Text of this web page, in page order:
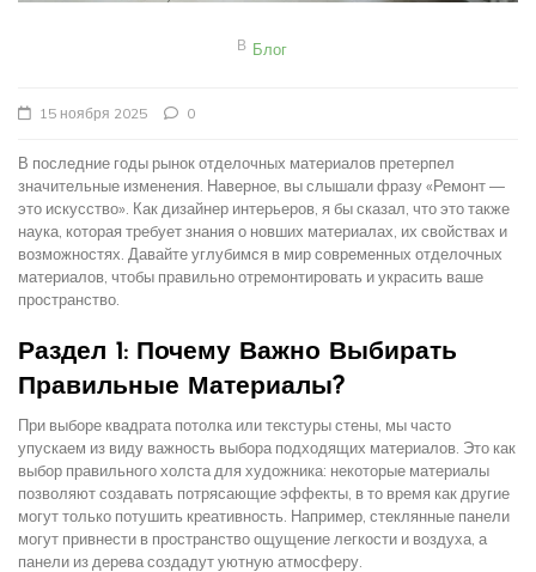
В Блог
15 ноября 2025 0
В последние годы рынок отделочных материалов претерпел
значительные изменения. Наверное, вы слышали фразу «Ремонт —
это искусство». Как дизайнер интерьеров, я бы сказал, что это также
наука, которая требует знания о новших материалах, их свойствах и
возможностях. Давайте углубимся в мир современных отделочных
материалов, чтобы правильно отремонтировать и украсить ваше
пространство.
Раздел 1: Почему Важно Выбирать
Правильные Материалы?
При выборе квадрата потолка или текстуры стены, мы часто
упускаем из виду важность выбора подходящих материалов. Это как
выбор правильного холста для художника: некоторые материалы
позволяют создавать потрясающие эффекты, в то время как другие
могут только потушить креативность. Например, стеклянные панели
могут привнести в пространство ощущение легкости и воздуха, а
панели из дерева создадут уютную атмосферу.